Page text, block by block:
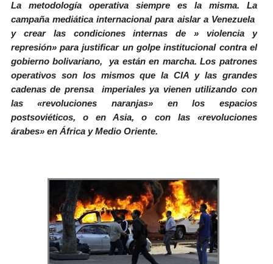
La metodología operativa siempre es la misma. La
campaña mediática internacional para aislar a Venezuela
y crear las condiciones internas de » violencia y
represión» para justificar un golpe institucional contra el
gobierno bolivariano, ya están en marcha. Los patrones
operativos son los mismos que la CIA y las grandes
cadenas de prensa imperiales ya vienen utilizando con
las «revoluciones naranjas» en los espacios
postsoviéticos, o en Asia, o con las «revoluciones
árabes» en África y Medio Oriente.